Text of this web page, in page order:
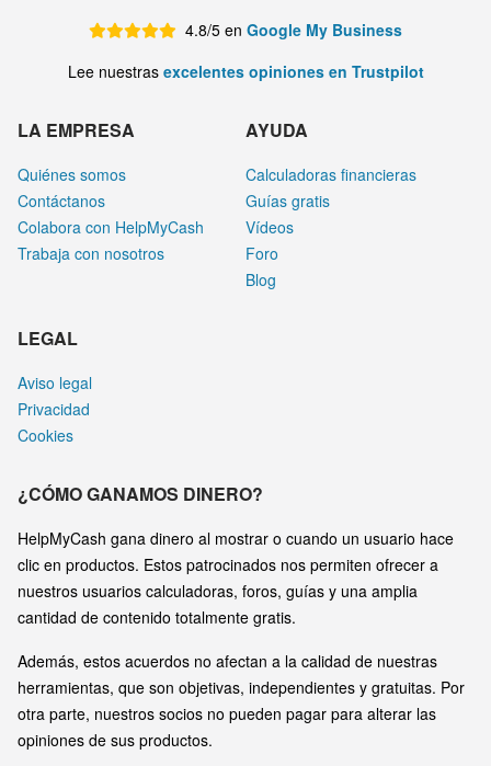
4.8/5 en Google My Business
Lee nuestras excelentes opiniones en Trustpilot
LA EMPRESA
Quiénes somos
Contáctanos
Colabora con HelpMyCash
Trabaja con nosotros
AYUDA
Calculadoras financieras
Guías gratis
Vídeos
Foro
Blog
LEGAL
Aviso legal
Privacidad
Cookies
¿CÓMO GANAMOS DINERO?
HelpMyCash gana dinero al mostrar o cuando un usuario hace
clic en productos. Estos patrocinados nos permiten ofrecer a
nuestros usuarios calculadoras, foros, guías y una amplia
cantidad de contenido totalmente gratis.
Además, estos acuerdos no afectan a la calidad de nuestras
herramientas, que son objetivas, independientes y gratuitas. Por
otra parte, nuestros socios no pueden pagar para alterar las
opiniones de sus productos.